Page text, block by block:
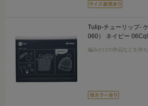
Tulip-チューリップ-
060） ネイビー
編みかけの作品などを持